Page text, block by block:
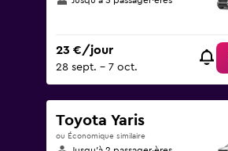
23 €/jour
28 sept. - 7 oct.
Toyota Yaris
ou Économique similaire